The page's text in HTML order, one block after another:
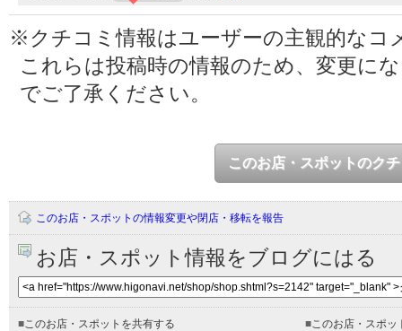
※クチコミ情報はユーザーの主観的なコ
これらは投稿時の情報のため、変更に
でご了承ください。
このお店・スポットのク
このお店・スポットの情報変更や閉店・移転を報告
お店・スポット情報をブログにはる
■このお店・スポットを共有する ■このお店・スポッ